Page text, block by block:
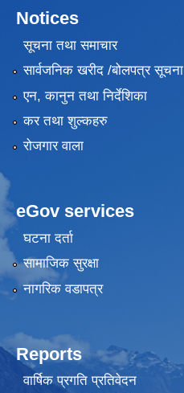
Notices
सूचना तथा समाचार
सार्वजनिक खरीद /बोलपत्र सूचना
एन, कानुन तथा निर्देशिका
कर तथा शुल्कहरु
रोजगार वाला
eGov services
घटना दर्ता
सामाजिक सुरक्षा
नागरिक वडापत्र
Reports
वार्षिक प्रगति प्रतिवेदन